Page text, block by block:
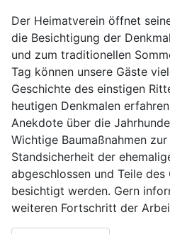
Der Heimatverein öffnet
die Besichtigung der
und zum traditionellen
Tag können unsere Gäste
Geschichte des einstigen
heutigen Denkmalen
Anekdote über die
Wichtige Baumaßnahmen
Standsicherheit der
abgeschlossen und Teile des
besichtigt werden. Gern
weiteren Fortschritt der